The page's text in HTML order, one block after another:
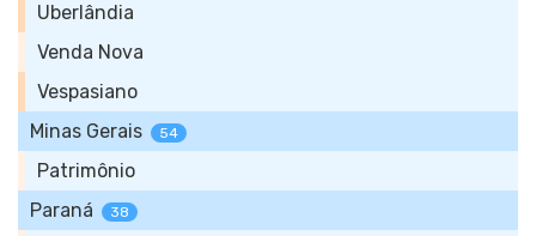
Uberlândia
Venda Nova
Vespasiano
Minas Gerais
54
Patrimônio
Paraná
38